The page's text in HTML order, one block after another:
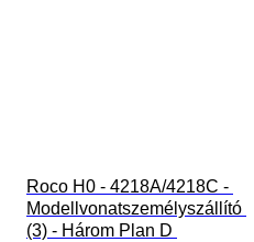
Roco H0 - 4218A/4218C -
Modellvonatszemélyszállító
(3) - Három Plan D